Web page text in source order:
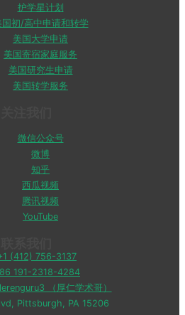
护学星计划
国初/高中申请和转学
美国大学申请
美国寄宿家庭服务
美国研究生申请
美国转学服务
微信公众号
微博
知乎
西瓜视频
腾讯视频
YouTube
(412) 756-3137
191-2318-4284
（厚仁学术哥）
Pittsburgh, PA 15206